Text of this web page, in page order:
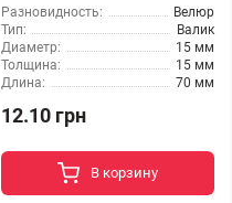
Разновидность:
Велюр
Тип:
Валик
Диаметр:
15 мм
Толщина:
15 мм
Длина:
70 мм
12.10 грн
В корзину